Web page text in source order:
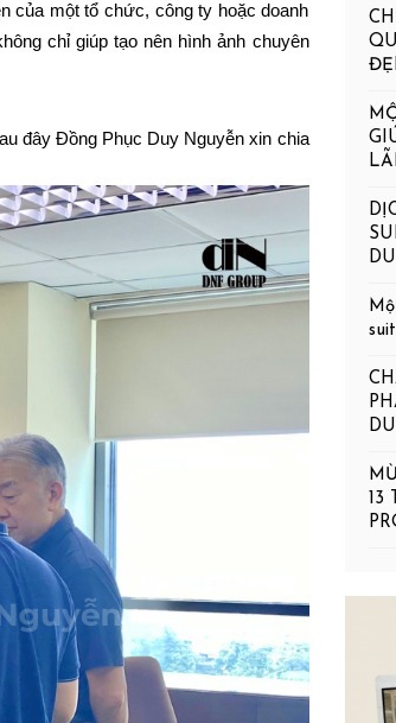
của một tổ chức, công ty hoặc doanh
chỉ giúp tạo nên hình ảnh chuyên
đây Đồng Phục Duy Nguyễn xin chia
13